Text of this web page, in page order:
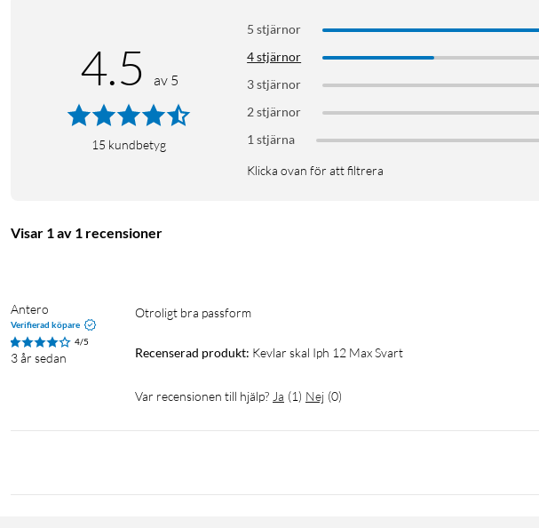
4.5 av 5
15 kundbetyg
5 stjärnor
4 stjärnor
3 stjärnor
2 stjärnor
1 stjärna
Klicka ovan för att filtrera
Visar 1 av 1 recensioner
Antero
Verifierad köpare
4/5
3 år sedan
Otroligt bra passform
Recenserad produkt: Kevlar skal Iph 12 Max Svart
Var recensionen till hjälp? Ja (1) Nej (0)